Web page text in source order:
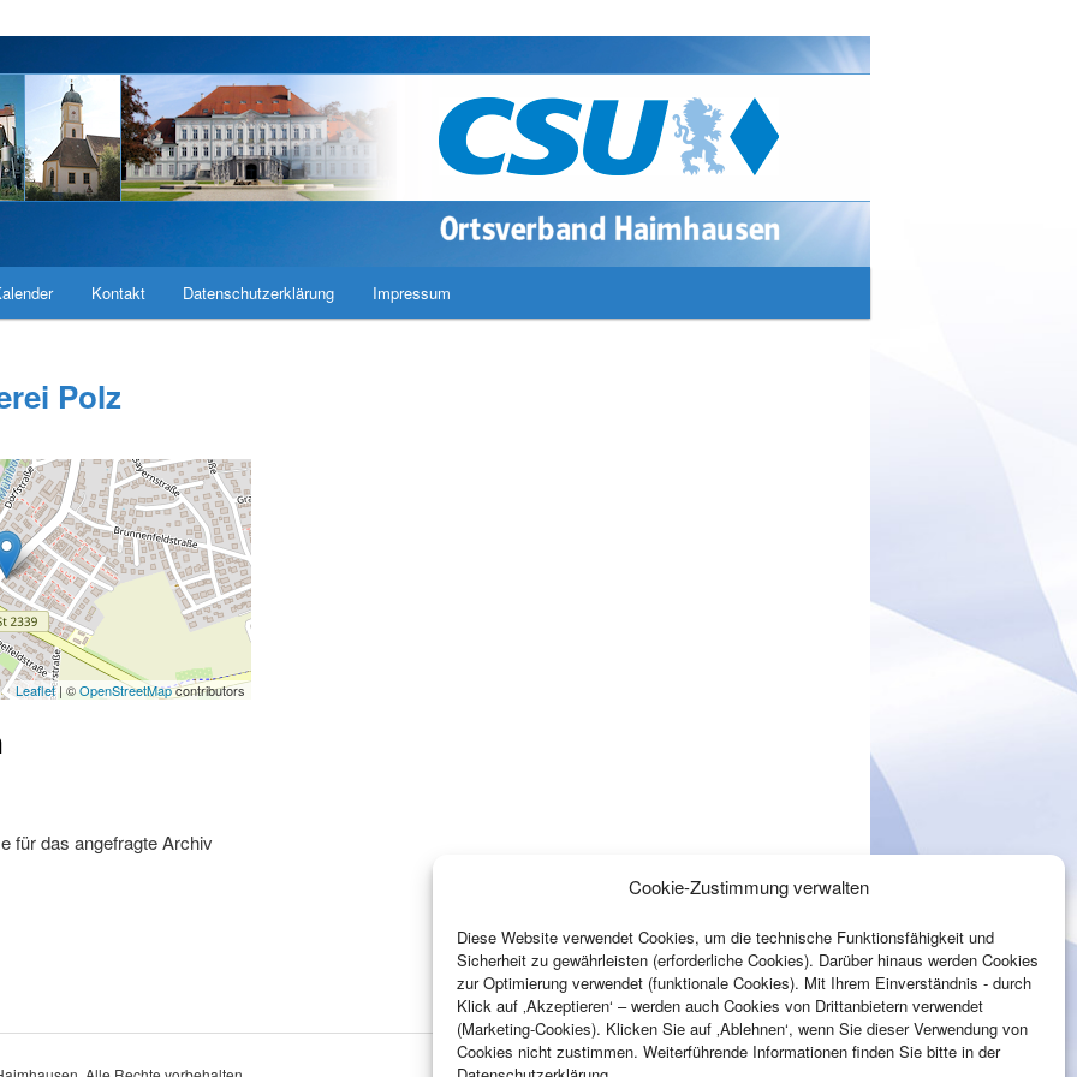
Cookie-Zustimmung verwalten
Diese Website verwendet Cookies, um die technische Funktionsfähigkeit und
Sicherheit zu gewährleisten (erforderliche Cookies). Darüber hinaus werden Cookies
zur Optimierung verwendet (funktionale Cookies). Mit Ihrem Einverständnis - durch
Klick auf ‚Akzeptieren‘ – werden auch Cookies von Drittanbietern verwendet
(Marketing-Cookies). Klicken Sie auf ‚Ablehnen‘, wenn Sie dieser Verwendung von
Cookies nicht zustimmen. Weiterführende Informationen finden Sie bitte in der
Haimhausen
Kontakt Datenschutzerklärung Impressum
Polz
Leaflet| ©OpenStreetMapcontributors
für das angefragte Archiv